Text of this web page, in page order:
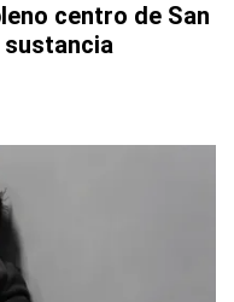
centro de San
sustancia